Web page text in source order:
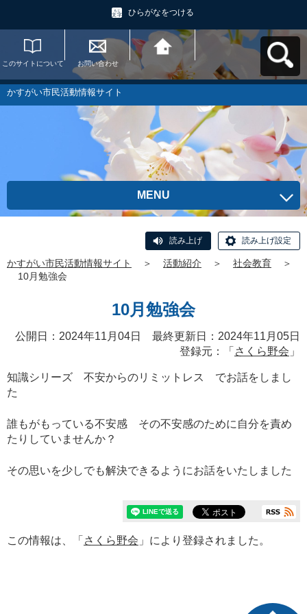
ひらがなをつける
このサイトについて お問い合わせ
かすがい市民活動情
報サイトへ戻る
かすがい市民活動情報サイト
MENU
読み上げ 読み上げ設定
かすがい市民活動情報サイト ＞ 活動紹介 ＞ 社会教育
＞
10月勉強会
10月勉強会
公開日：2024年11月04日 最終更新日：2024年11月05日
登録元：「 さくら野会 」
知識シリーズ 不安からのリミットレス でお話をしまし
た
誰もがもっている不安感 その不安感のために自分を責め
たりしていませんか？
その思いを少しでも解決できるようにお話をいたしました
この情報は、「 さくら野会 」により登録されました。